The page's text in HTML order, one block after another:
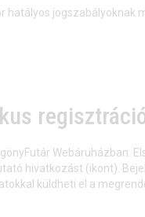
Webáruházban.
hivatkozást (ikont).
küldheti el a